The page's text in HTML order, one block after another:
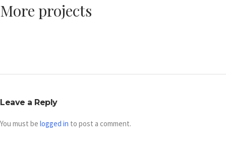
More projects
Leave a Reply
You must be logged in to post a comment.